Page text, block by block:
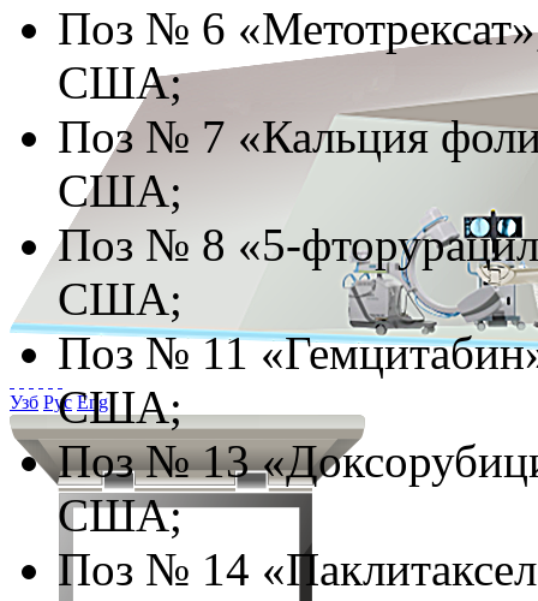
Узб Рус Eng
Поз № 6
США;
Поз № 7 «Кальция
США;
Поз № 8 «5-
США;
Поз № 11
США;
Поз № 13
США;
Поз № 14